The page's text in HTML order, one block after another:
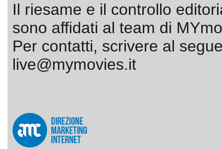
Il riesame e il controllo
sono affidati al team di
Per contatti, scrivere al
live@mymovies.it